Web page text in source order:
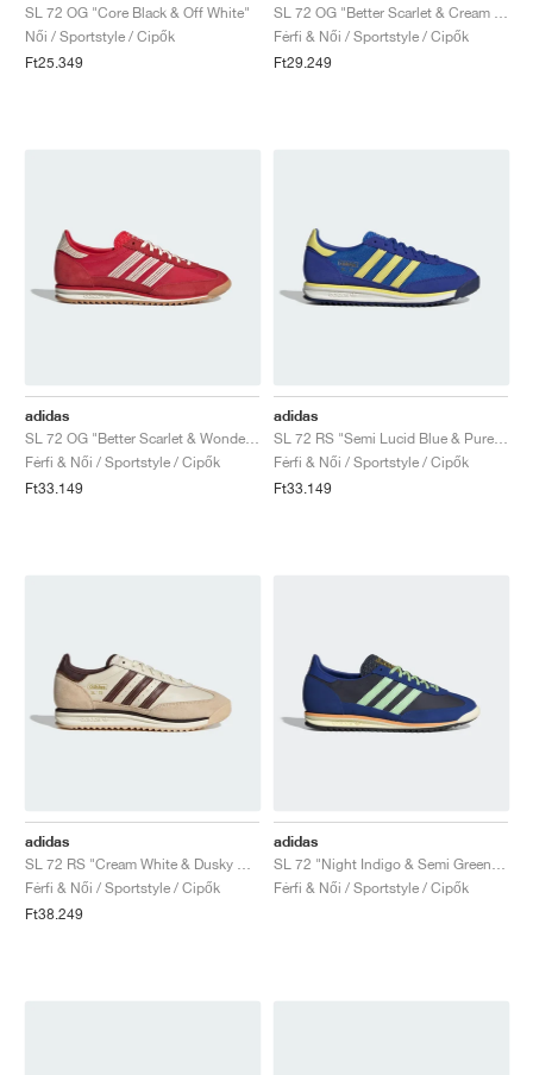
SL 72 OG "Core Black & Off White"
Női / Sportstyle / Cipők
Ft25.349
Férfi & Női / Sportstyle / Cipők
Ft29.249
adidas
Férfi & Női / Sportstyle / Cipők
Ft33.149
adidas
Férfi & Női / Sportstyle / Cipők
Ft33.149
adidas
Férfi & Női / Sportstyle / Cipők
Ft38.249
adidas
Férfi & Női / Sportstyle / Cipők